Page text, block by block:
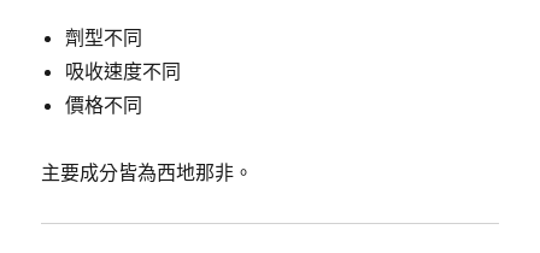
劑型不同
吸收速度不同
價格不同
主要成分皆為西地那非。